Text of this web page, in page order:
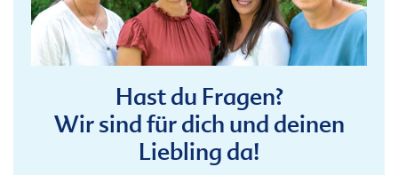
Hast du Fragen?
Wir sind für dich und deinen
Liebling da!